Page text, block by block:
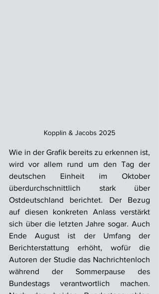
Kopplin & Jacobs 2025
Wie in der Grafik bereits zu erkennen ist,
wird vor allem rund um den Tag der
deutschen Einheit im Oktober
überdurchschnittlich stark über
Ostdeutschland berichtet. Der Bezug
auf diesen konkreten Anlass verstärkt
sich über die letzten Jahre sogar. Auch
Ende August ist der Umfang der
Berichterstattung erhöht, wofür die
Autoren der Studie das Nachrichtenloch
während der Sommerpause des
Bundestags verantwortlich machen.